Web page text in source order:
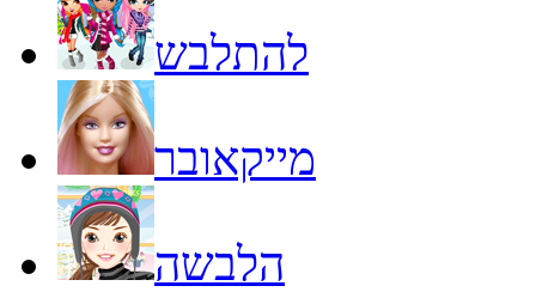
להתלבש
מייקאובר
הלבשה